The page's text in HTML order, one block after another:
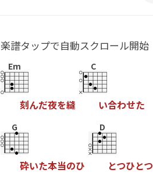
楽譜タップで自動スクロール開始
Em
刻んだ夜を縫
C
い合わせた
G
砕いた本当のひ
D
とつひとつ